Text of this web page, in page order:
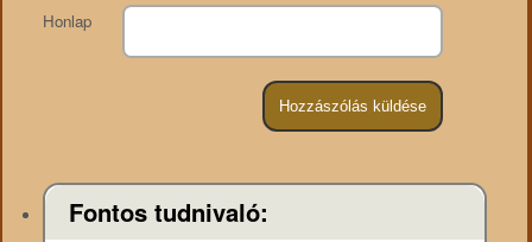
Honlap
Fontos tudnivaló: